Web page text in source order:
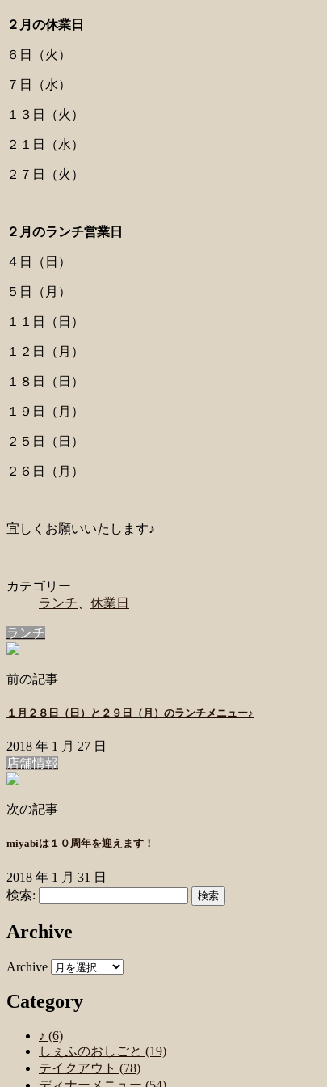
２月の休業日
６日（火）
７日（水）
１３日（火）
２１日（水）
２７日（火）
２月のランチ営業日
４日（日）
５日（月）
１１日（日）
１２日（月）
１８日（日）
１９日（月）
２５日（日）
２６日（月）
宜しくお願いいたします♪
カテゴリー
ランチ
休業日
ランチ
前の記事
１月２８日（日）と２９日（月）のランチメニュー♪
2018 年 1 月 27 日
店舗情報
次の記事
miyabiは１０周年を迎えます！
2018 年 1 月 31 日
検索:
Archive
Archive
Category
♪ (6)
しぇふのおしごと (19)
テイクアウト (78)